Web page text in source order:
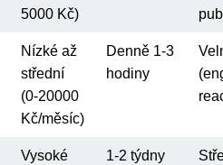
5000 Kč)
Nízké až
střední
(0-20000
Kč/měsíc)
Denně 1-3
hodiny
Vysoké
1-2 týdny